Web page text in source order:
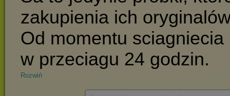
Rozwiń